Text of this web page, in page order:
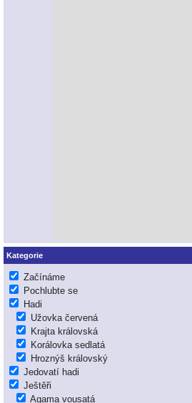
Kategorie
Začínáme
Pochlubte se
Hadi
Užovka červená
Krajta královská
Korálovka sedlatá
Hroznýš královský
Jedovatí hadi
Ještěři
Agama vousatá